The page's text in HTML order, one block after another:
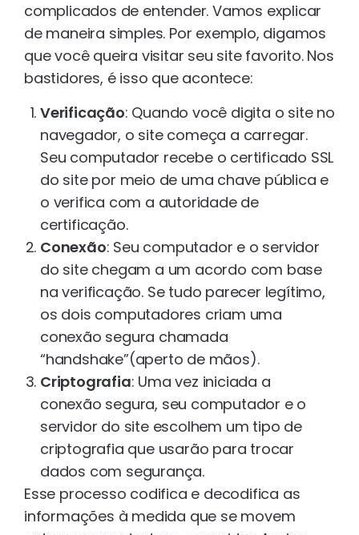
complicados de entender. Vamos explicar
de maneira simples. Por exemplo, digamos
que você queira visitar seu site favorito. Nos
bastidores, é isso que acontece:
Verificação: Quando você digita o site no
navegador, o site começa a carregar.
Seu computador recebe o certificado SSL
do site por meio de uma chave pública e
o verifica com a autoridade de
certificação.
Conexão: Seu computador e o servidor
do site chegam a um acordo com base
na verificação. Se tudo parecer legítimo,
os dois computadores criam uma
conexão segura chamada
“handshake”(aperto de mãos).
Criptografia: Uma vez iniciada a
conexão segura, seu computador e o
servidor do site escolhem um tipo de
criptografia que usarão para trocar
dados com segurança.
Esse processo codifica e decodifica as
informações à medida que se movem